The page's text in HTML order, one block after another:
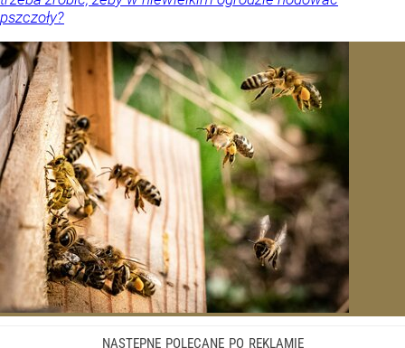
pszczoły?